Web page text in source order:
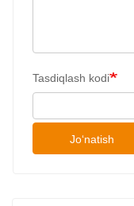
Tasdiqlash kodi
Joʻnatish